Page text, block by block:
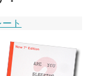
ト